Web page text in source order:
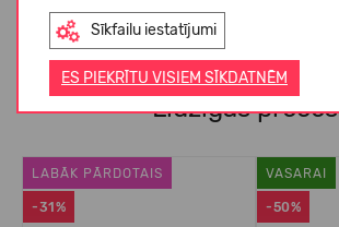
Sīkfailu iestatījumi
ES PIEKRĪTU VISIEM SĪKDATNĒM
KLIENTU ATSAUKSMES (4)
Līdzīgas preces
-31%
LABĀK PĀRDOTAIS
-50%
VASARAI